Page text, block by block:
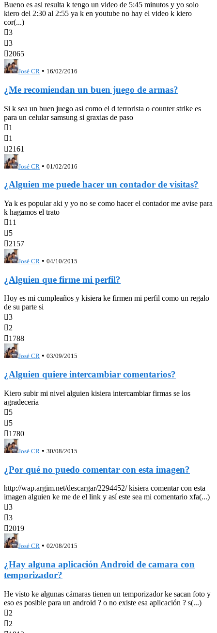
Bueno es asi resulta k tengo un video de 5:45 minutos y yo solo
kiero del 2:30 al 2:55 ya k en youtube no hay el video k kiero
cor(...)
3
3
2065
José CR • 16/02/2016
¿Me recomiendan un buen juego de armas?
Si k sea un buen juego asi como el d terrorista o counter strike es
para un celular samsung si graxias de paso
1
1
2161
José CR • 01/02/2016
¿Alguien me puede hacer un contador de visitas?
Ya k es popular aki y yo no se como hacer el contador me avise para
k hagamos el trato
11
5
2157
José CR • 04/10/2015
¿Alguien que firme mi perfil?
Hoy es mi cumpleaños y kisiera ke firmen mi perfil como un regalo
de su parte si
3
2
1788
José CR • 03/09/2015
¿Alguien quiere intercambiar comentarios?
Kiero subir mi nivel alguien kisiera intercambiar firmas se los
agradeceria
5
5
1780
José CR • 30/08/2015
¿Por qué no puedo comentar con esta imagen?
http://wap.argim.net/descargar/2294452/ kisiera comentar con esta
imagen alguien ke me de el link y así este sea mi comentario xfa(...)
3
3
2019
José CR • 02/08/2015
¿Hay alguna aplicación Android de camara con
temporizador?
He visto ke algunas cámaras tienen un temporizador ke sacan foto y
eso es posible para un android ? o no existe esa aplicación ? s(...)
2
2